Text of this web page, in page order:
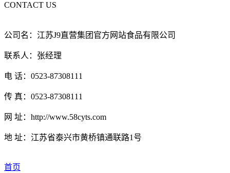
CONTACT US
公司名：江苏J9直营集团官方网站食品有限公司
联系人：张经理
电 话：0523-87308111
传 真：0523-87308111
网 址：http://www.58cyts.com
地 址：江苏省泰兴市黄桥镇通联路1号
首页